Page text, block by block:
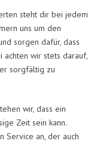
steht dir bei jedem
uns um den
sorgen dafür, dass
achten wir stets darauf,
sorgfältig zu
wir, dass ein
Zeit sein kann.
Service an, der auch